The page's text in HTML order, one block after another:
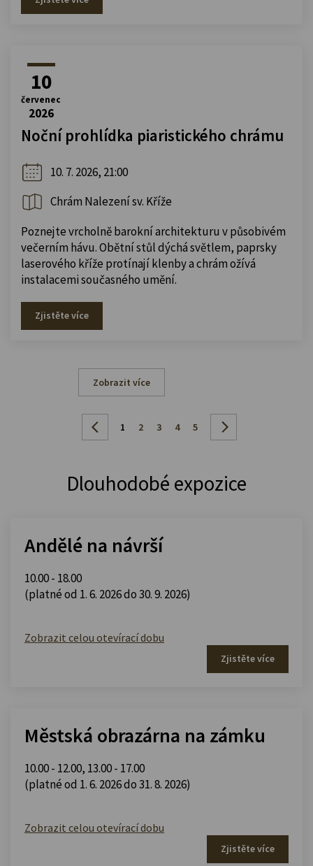
10
červenec
2026
Noční prohlídka piaristického chrámu
10. 7. 2026, 21:00
Chrám Nalezení sv. Kříže
Poznejte vrcholně barokní architekturu v působivém
večerním hávu. Obětní stůl dýchá světlem, paprsky
laserového kříže protínají klenby a chrám ožívá
instalacemi současného umění.
Zjistěte více
Zobrazit více
1 2 3 4 5
Dlouhodobé expozice
Andělé na návrší
10.00 - 18.00
(platné od 1. 6. 2026 do 30. 9. 2026)
Zobrazit celou otevírací dobu
Zjistěte více
Městská obrazárna na zámku
10.00 - 12.00, 13.00 - 17.00
(platné od 1. 6. 2026 do 31. 8. 2026)
Zobrazit celou otevírací dobu
Zjistěte více